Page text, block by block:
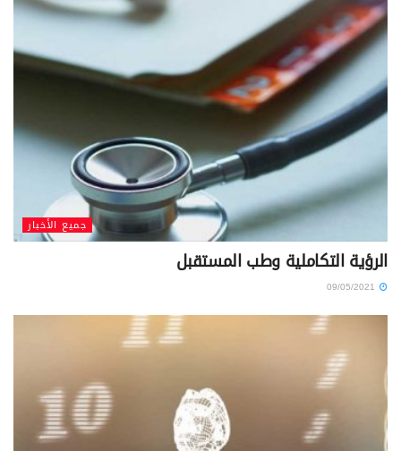
جميع الأخبار
الرؤية التكاملية وطب المستقبل